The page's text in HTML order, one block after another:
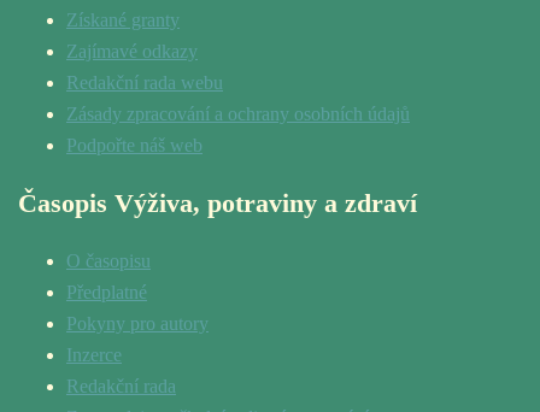
Získané granty
Zajímavé odkazy
Redakční rada webu
Zásady zpracování a ochrany osobních údajů
Podpořte náš web
Časopis Výživa, potraviny a zdraví
O časopisu
Předplatné
Pokyny pro autory
Inzerce
Redakční rada